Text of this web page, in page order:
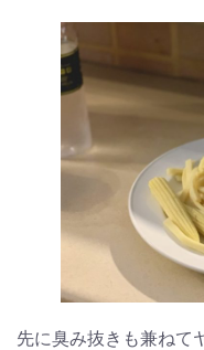
先に臭み抜きも兼ねて